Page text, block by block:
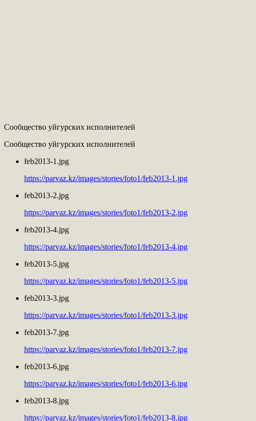
Сообщество уйгурских исполнителей
Сообщество уйгурских исполнителей
feb2013-1.jpg
https://parvaz.kz/images/stories/foto1/feb2013-1.jpg
feb2013-2.jpg
https://parvaz.kz/images/stories/foto1/feb2013-2.jpg
feb2013-4.jpg
https://parvaz.kz/images/stories/foto1/feb2013-4.jpg
feb2013-5.jpg
https://parvaz.kz/images/stories/foto1/feb2013-5.jpg
feb2013-3.jpg
https://parvaz.kz/images/stories/foto1/feb2013-3.jpg
feb2013-7.jpg
https://parvaz.kz/images/stories/foto1/feb2013-7.jpg
feb2013-6.jpg
https://parvaz.kz/images/stories/foto1/feb2013-6.jpg
feb2013-8.jpg
https://parvaz.kz/images/stories/foto1/feb2013-8.jpg